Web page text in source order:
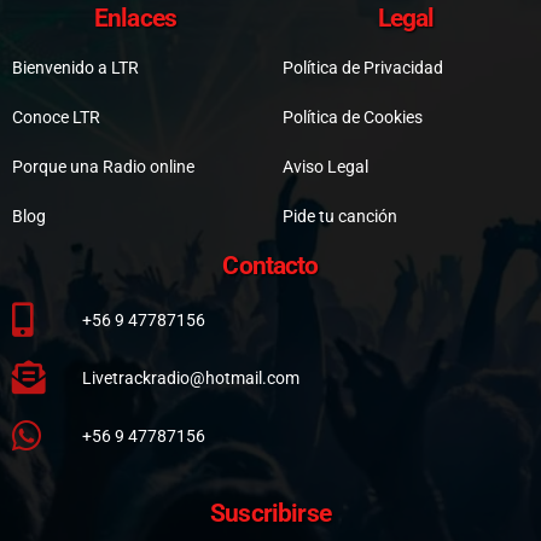
Enlaces
Bienvenido a LTR
Conoce LTR
Porque una Radio online
Blog
Legal
Política de Privacidad
Política de Cookies
Aviso Legal
Pide tu canción
Contacto
+56 9 47787156
Livetrackradio@hotmail.com
+56 9 47787156
Suscribirse